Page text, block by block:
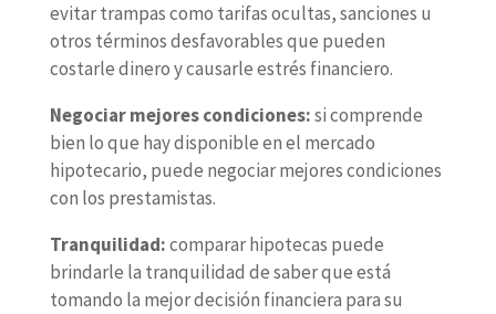
evitar trampas como tarifas ocultas, sanciones u
otros términos desfavorables que pueden
costarle dinero y causarle estrés financiero.
Negociar mejores condiciones:si comprende
bien lo que hay disponible en el mercado
hipotecario, puede negociar mejores condiciones
con los prestamistas.
Tranquilidad:comparar hipotecas puede
brindarle la tranquilidad de saber que está
tomando la mejor decisión financiera para su